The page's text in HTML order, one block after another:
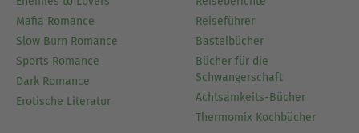
Mafia Romance
Slow Burn Romance
Sports Romance
Dark Romance
Erotische Literatur
Reiseführer
Bastelbücher
Bücher für die
Schwangerschaft
Achtsamkeits-Bücher
Thermomix Kochbücher